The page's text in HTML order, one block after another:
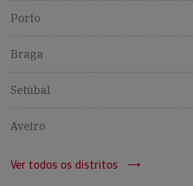
Porto
Braga
Setúbal
Aveiro
Ver todos os distritos